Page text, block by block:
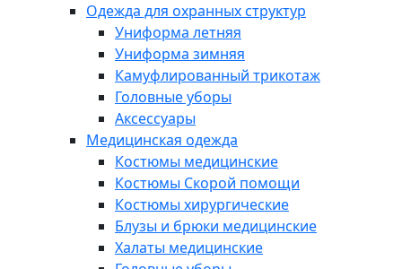
Одежда для охранных структур
Униформа летняя
Униформа зимняя
Камуфлированный трикотаж
Головные уборы
Аксессуары
Медицинская одежда
Костюмы медицинские
Костюмы Скорой помощи
Костюмы хирургические
Блузы и брюки медицинские
Халаты медицинские